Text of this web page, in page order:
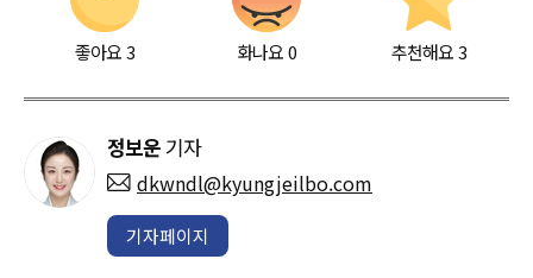
좋아요3 화나요0 추천해요 3
정보운 기자
dkwndl@kyungjeilbo.com
기자페이지